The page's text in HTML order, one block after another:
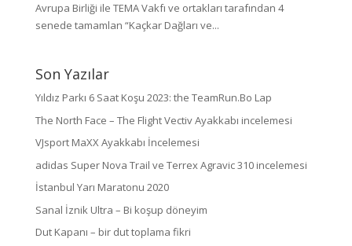
Avrupa Birliği ile TEMA Vakfı ve ortakları tarafından 4
senede tamamlan “Kaçkar Dağları ve...
Son Yazılar
Yıldız Parkı 6 Saat Koşu 2023: the TeamRun.Bo Lap
The North Face – The Flight Vectiv Ayakkabı incelemesi
VJsport MaXX Ayakkabı İncelemesi
adidas Super Nova Trail ve Terrex Agravic 310 incelemesi
İstanbul Yarı Maratonu 2020
Sanal İznik Ultra – Bi koşup döneyim
Dut Kapanı – bir dut toplama fikri